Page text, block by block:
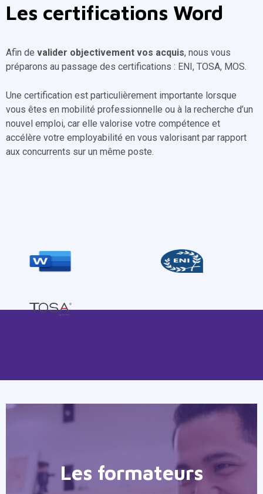
Les certifications Word
Afin de valider objectivement vos acquis, nous vous
préparons au passage des certifications : ENI, TOSA, MOS.
Une certification est particulièrement importante lorsque
vous êtes en mobilité professionnelle ou à la recherche d’un
nouvel emploi, car elle valorise votre compétence et
accélère votre employabilité en vous valorisant par rapport
aux concurrents sur un même poste.
Les formateurs